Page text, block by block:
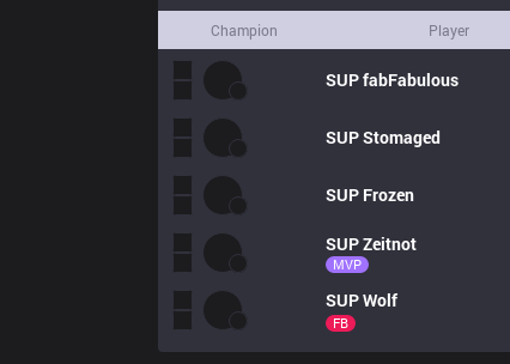
Champion Player
SUPfabFabulous
SUPStomaged
SUP Frozen
SUPZeitnot
MVP
SUPWolf
FB